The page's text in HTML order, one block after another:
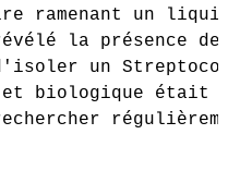
ramenant un
la présence de
un
biologique était